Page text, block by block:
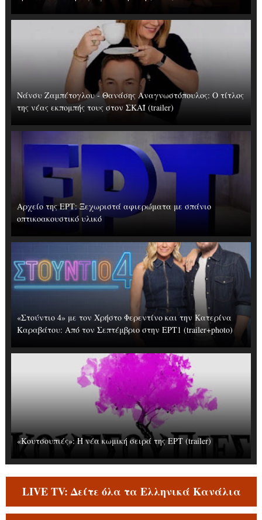
Νάνσυ Ζαμπέτογλου - Θανάσης Αναγνωστόπουλος: Ο τίτλος
της νέας εκπομπής τους στον ΣΚΑΪ (trailer)
Αρχείο της ΕΡΤ: Ξεχωριστά αφιερώματα με σπάνιο
οπτικοακουστικό υλικό
«Στούντιο 4» με τον Χρήστο Φερεντίνο και την Κατερίνα
Καραβάτου: Από τον Σεπτέμβριο στην ΕΡΤ1 (trailer+photo)
«Κουτσουπιές»: Η νέα κωμική σειρά της ΕΡΤ (trailer)
LIVE TV: Δείτε όλα τα Ελληνικά Κανάλια